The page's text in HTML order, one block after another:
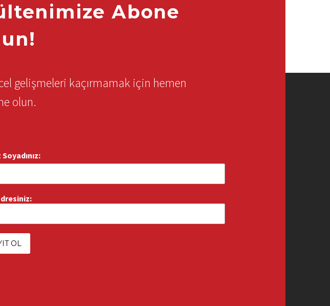
Abone
gelişmeleri kaçırmamak için hemen
olun.
Soyadınız: